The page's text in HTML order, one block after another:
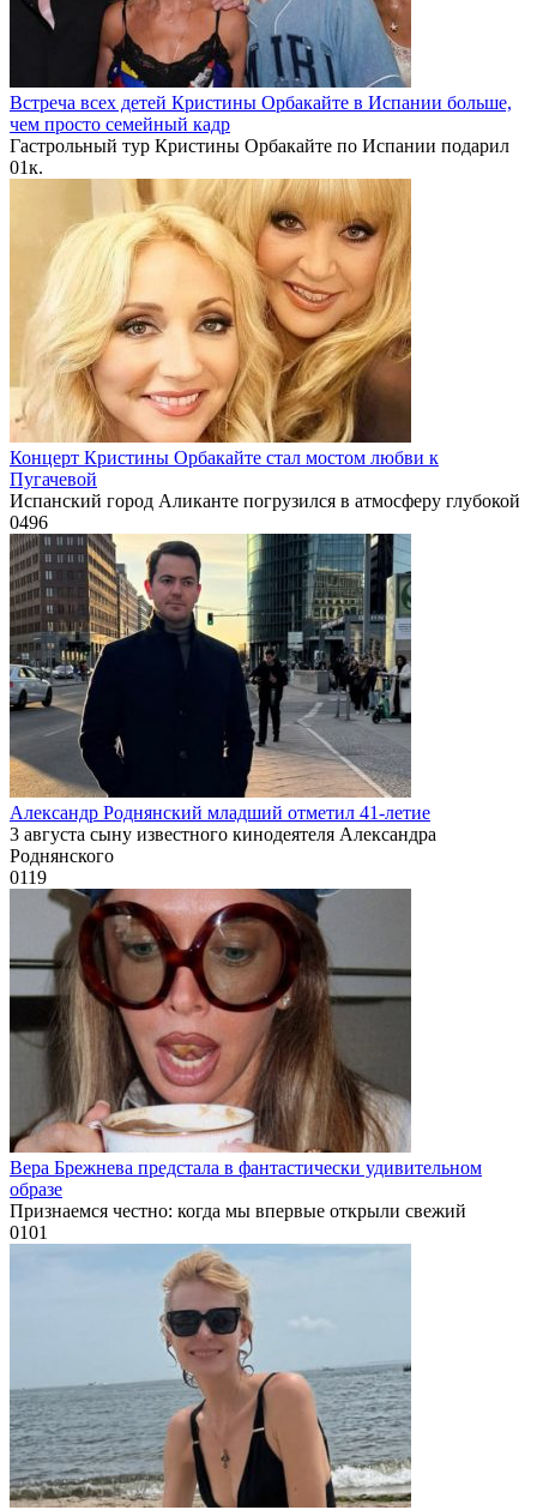
Встреча всех детей Кристины Орбакайте в Испании больше,
чем просто семейный кадр
Гастрольный тур Кристины Орбакайте по Испании подарил
01к.
Концерт Кристины Орбакайте стал мостом любви к
Пугачевой
Испанский город Аликанте погрузился в атмосферу глубокой
0496
Александр Роднянский младший отметил 41-летие
3 августа сыну известного кинодеятеля Александра
Роднянского
0119
Вера Брежнева предстала в фантастически удивительном
образе
Признаемся честно: когда мы впервые открыли свежий
0101